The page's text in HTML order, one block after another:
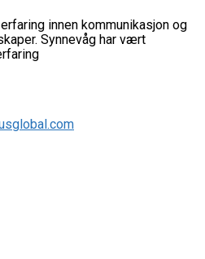
innen kommunikasjon og
Synnevåg har vært